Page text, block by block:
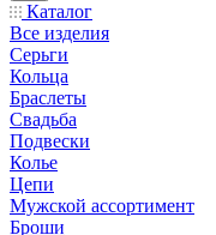
Каталог
Все изделия
Серьги
Кольца
Браслеты
Свадьба
Подвески
Колье
Цепи
Мужской ассортимент
Броши